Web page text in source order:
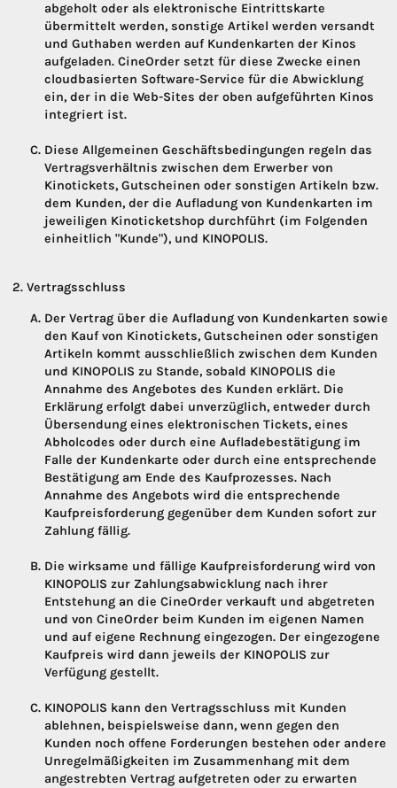
abgeholt oder als elektronische Eintrittskarte
übermittelt werden, sonstige Artikel werden versandt
und Guthaben werden auf Kundenkarten der Kinos
aufgeladen. CineOrder setzt für diese Zwecke einen
cloudbasierten Software-Service für die Abwicklung
ein, der in die Web-Sites der oben aufgeführten Kinos
integriert ist.
Diese Allgemeinen Geschäftsbedingungen regeln das
Vertragsverhältnis zwischen dem Erwerber von
Kinotickets, Gutscheinen oder sonstigen Artikeln bzw.
dem Kunden, der die Aufladung von Kundenkarten im
jeweiligen Kinoticketshop durchführt (im Folgenden
einheitlich "Kunde"), und KINOPOLIS.
Vertragsschluss
Der Vertrag über die Aufladung von Kundenkarten sowie
den Kauf von Kinotickets, Gutscheinen oder sonstigen
Artikeln kommt ausschließlich zwischen dem Kunden
und KINOPOLIS zu Stande, sobald KINOPOLIS die
Annahme des Angebotes des Kunden erklärt. Die
Erklärung erfolgt dabei unverzüglich, entweder durch
Übersendung eines elektronischen Tickets, eines
Abholcodes oder durch eine Aufladebestätigung im
Falle der Kundenkarte oder durch eine entsprechende
Bestätigung am Ende des Kaufprozesses. Nach
Annahme des Angebots wird die entsprechende
Kaufpreisforderung gegenüber dem Kunden sofort zur
Zahlung fällig.
Die wirksame und fällige Kaufpreisforderung wird von
KINOPOLIS zur Zahlungsabwicklung nach ihrer
Entstehung an die CineOrder verkauft und abgetreten
und von CineOrder beim Kunden im eigenen Namen
und auf eigene Rechnung eingezogen. Der eingezogene
Kaufpreis wird dann jeweils der KINOPOLIS zur
Verfügung gestellt.
KINOPOLIS kann den Vertragsschluss mit Kunden
ablehnen, beispielsweise dann, wenn gegen den
Kunden noch offene Forderungen bestehen oder andere
Unregelmäßigkeiten im Zusammenhang mit dem
angestrebten Vertrag aufgetreten oder zu erwarten